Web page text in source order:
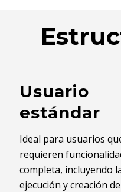
Usuario
estándar
Ideal para usuarios
requieren
completa, incluyendo
ejecución y creación de